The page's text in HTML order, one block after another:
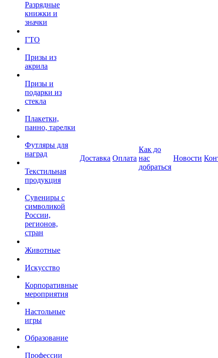
Разрядные
книжки и
значки
ГТО
Призы из
акрила
Призы и
подарки из
стекла
Плакетки,
панно, тарелки
Футляры для
наград
Текстильная
продукция
Сувениры с
символикой
России,
регионов,
стран
Животные
Искусство
Корпоративные
мероприятия
Настольные
игры
Образование
Профессии
Доставка Оплата
Как до
нас
добраться
Новости